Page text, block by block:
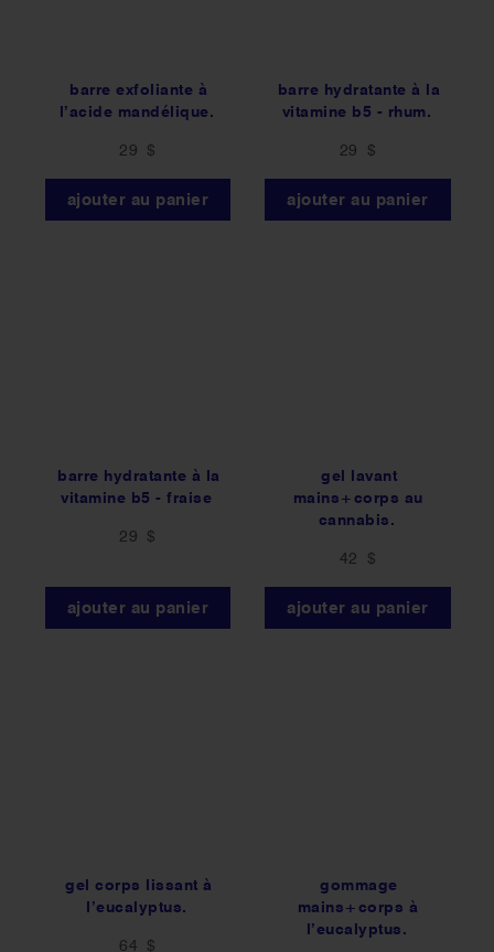
barre exfoliante à
l’acide mandélique.
29 $
ajouter au panier
barre hydratante à la
vitamine b5 - rhum.
29 $
ajouter au panier
barre hydratante à la
vitamine b5 - fraise
29 $
ajouter au panier
gel lavant
mains+corps au
cannabis.
42 $
ajouter au panier
gel corps lissant à
l’eucalyptus.
64 $
gommage
mains+corps à
l’eucalyptus.